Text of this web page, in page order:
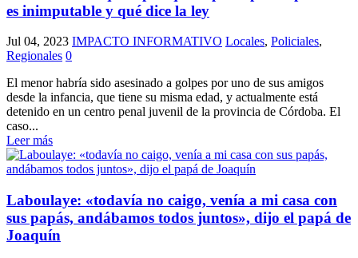
es inimputable y qué dice la ley
Jul 04, 2023 IMPACTO INFORMATIVO Locales, Policiales,
Regionales 0
El menor habría sido asesinado a golpes por uno de sus amigos
desde la infancia, que tiene su misma edad, y actualmente está
detenido en un centro penal juvenil de la provincia de Córdoba. El
caso...
Leer más
Laboulaye: «todavía no caigo, venía a mi casa con
sus papás, andábamos todos juntos», dijo el papá de
Joaquín